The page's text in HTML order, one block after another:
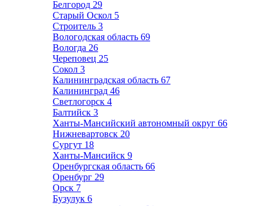
Белгород 29
Старый Оскол 5
Строитель 3
Вологодская область 69
Вологда 26
Череповец 25
Сокол 3
Калининградская область 67
Калининград 46
Светлогорск 4
Балтийск 3
Ханты-Мансийский автономный округ 66
Нижневартовск 20
Сургут 18
Ханты-Мансийск 9
Оренбургская область 66
Оренбург 29
Орск 7
Бузулук 6